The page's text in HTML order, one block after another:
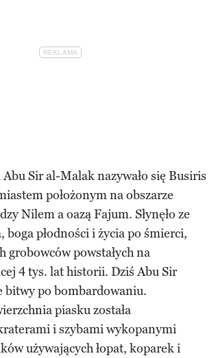
Sir al-Malak nazywało się Busiris
położonym na obszarze
Nilem a oazą Fajum. Słynęło ze
boga płodności i życia po śmierci,
grobowców powstałych na
4 tys. lat historii. Dziś Abu Sir
bitwy po bombardowaniu.
piasku została
i szybami wykopanymi
używających łopat, koparek i